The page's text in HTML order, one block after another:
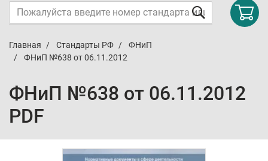
Главная Стандарты РФ
ФНиП
ФНиП №638 от 06.11.2012
ФНиП №638 от 06.11.2012
PDF